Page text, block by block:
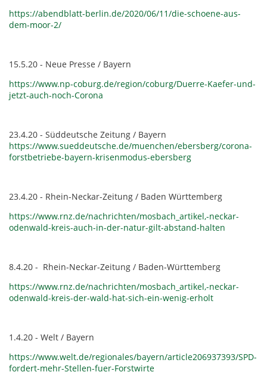
https://abendblatt-berlin.de/2020/06/11/die-schoene-aus-
dem-moor-2/
15.5.20 - Neue Presse / Bayern
https://www.np-coburg.de/region/coburg/Duerre-Kaefer-und-
jetzt-auch-noch-Corona
23.4.20 - Süddeutsche Zeitung / Bayern
https://www.sueddeutsche.de/muenchen/ebersberg/corona-
forstbetriebe-bayern-krisenmodus-ebersberg
23.4.20 - Rhein-Neckar-Zeitung / Baden Württemberg
https://www.rnz.de/nachrichten/mosbach_artikel,-neckar-
odenwald-kreis-auch-in-der-natur-gilt-abstand-halten
8.4.20 - Rhein-Neckar-Zeitung / Baden-Württemberg
https://www.rnz.de/nachrichten/mosbach_artikel,-neckar-
odenwald-kreis-der-wald-hat-sich-ein-wenig-erholt
1.4.20 - Welt / Bayern
https://www.welt.de/regionales/bayern/article206937393/SPD-
fordert-mehr-Stellen-fuer-Forstwirte